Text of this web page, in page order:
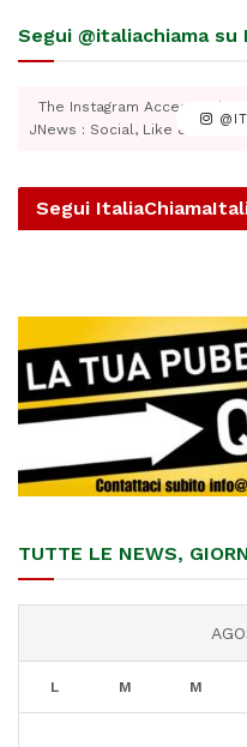
Segui @italiachiama su
The Instagram Access
JNews : Social, Like & View
Segui
TUTTE LE NEWS,
L M M